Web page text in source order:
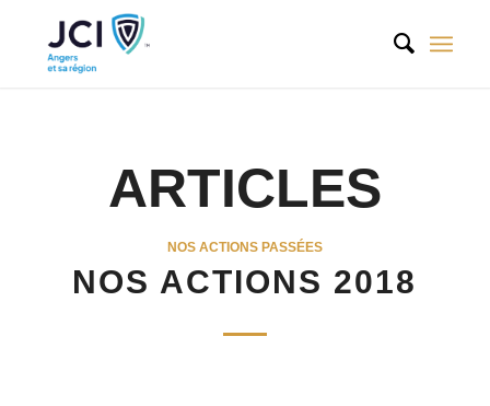
ARTICLES
NOS ACTIONS PASSÉES
NOS ACTIONS 2018